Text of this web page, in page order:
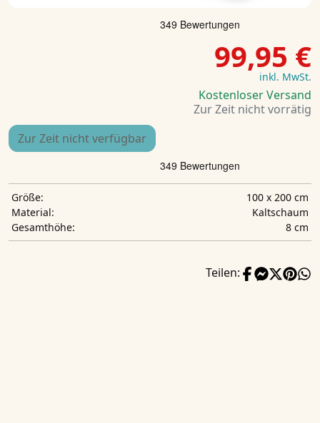
99,95 €
inkl. MwSt.
Kostenloser Versand
Zur Zeit nicht vorrätig
Zur Zeit nicht verfügbar
Größe:
100 x 200 cm
Material:
Kaltschaum
Gesamthöhe:
8 cm
Teilen: